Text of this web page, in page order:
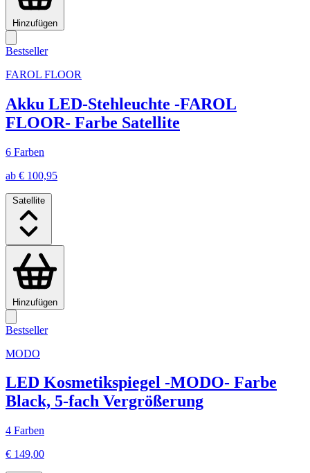
Hinzufügen
Bestseller
FAROL FLOOR
Akku LED-Stehleuchte -FAROL
FLOOR- Farbe Satellite
6 Farben
ab € 100,95
Satellite
Hinzufügen
Bestseller
MODO
LED Kosmetikspiegel -MODO- Farbe
Black, 5-fach Vergrößerung
4 Farben
€ 149,00